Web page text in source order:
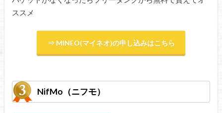
ススメ
⇒ MINEO(マイネオ)の申し込みはこちら
NifMo（ニフモ）